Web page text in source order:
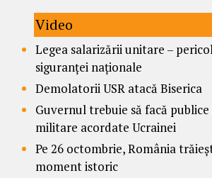
Video
Legea salarizării unitare –
siguranței naționale
Demolatorii USR atacă Biserica
Guvernul trebuie să facă
militare acordate Ucrainei
Pe 26 octombrie, România
moment istoric